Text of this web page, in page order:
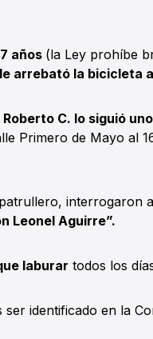
años (la Ley prohíbe
arrebató la bicicleta
Roberto C. lo siguió
Primero de Mayo al
interrogaron
Leonel Aguirre”.
laburar todos los
identificado en la